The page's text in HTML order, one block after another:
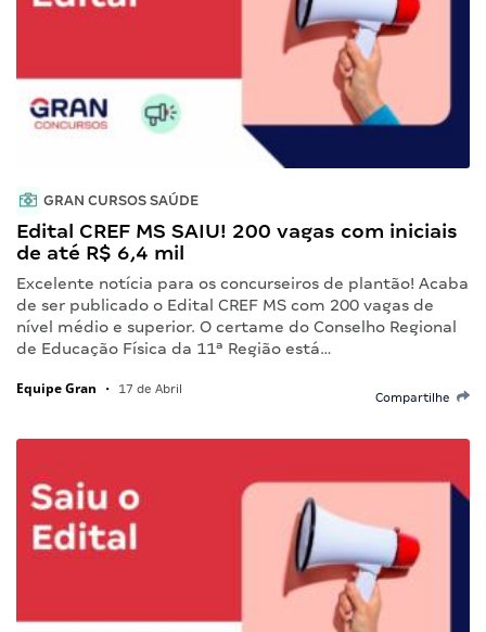
GRAN CURSOS SAÚDE
Edital CREF MS SAIU! 200 vagas com iniciais
de até R$ 6,4 mil
Excelente notícia para os concurseiros de plantão! Acaba
de ser publicado o Edital CREF MS com 200 vagas de
nível médio e superior. O certame do Conselho Regional
de Educação Física da 11ª Região está…
Equipe Gran • 17 de Abril
Compartilhe